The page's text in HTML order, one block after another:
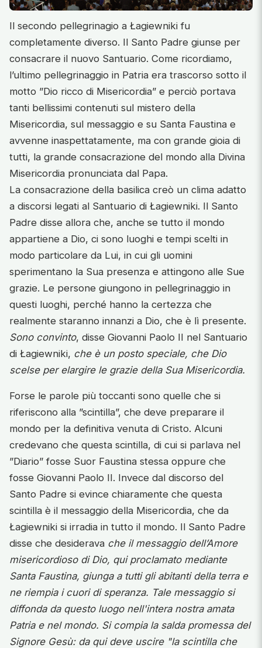
Il secondo pellegrinagio a Łagiewniki fu
completamente diverso. Il Santo Padre giunse per
consacrare il nuovo Santuario. Come ricordiamo,
l’ultimo pellegrinaggio in Patria era trascorso sotto il
motto ”Dio ricco di Misericordia” e perciò portava
tanti bellissimi contenuti sul mistero della
Misericordia, sul messaggio e su Santa Faustina e
avvenne inaspettatamente, ma con grande gioia di
tutti, la grande consacrazione del mondo alla Divina
Misericordia pronunciata dal Papa.
La consacrazione della basilica creò un clima adatto
a discorsi legati al Santuario di Łagiewniki. Il Santo
Padre disse allora che, anche se tutto il mondo
appartiene a Dio, ci sono luoghi e tempi scelti in
modo particolare da Lui, in cui gli uomini
sperimentano la Sua presenza e attingono alle Sue
grazie. Le persone giungono in pellegrinaggio in
questi luoghi, perché hanno la certezza che
realmente staranno innanzi a Dio, che è lì presente.
Sono convinto, disse Giovanni Paolo II nel Santuario
di Łagiewniki, che è un posto speciale, che Dio
scelse per elargire le grazie della Sua Misericordia.
Forse le parole più toccanti sono quelle che si
riferiscono alla ”scintilla”, che deve preparare il
mondo per la definitiva venuta di Cristo. Alcuni
credevano che questa scintilla, di cui si parlava nel
”Diario” fosse Suor Faustina stessa oppure che
fosse Giovanni Paolo II. Invece dal discorso del
Santo Padre si evince chiaramente che questa
scintilla è il messaggio della Misericordia, che da
Łagiewniki si irradia in tutto il mondo. Il Santo Padre
disse che desiderava che il messaggio dell’Amore
misericordioso di Dio, qui proclamato mediante
Santa Faustina, giunga a tutti gli abitanti della terra e
ne riempia i cuori di speranza. Tale messaggio si
diffonda da questo luogo nell'intera nostra amata
Patria e nel mondo. Si compia la salda promessa del
Signore Gesù: da qui deve uscire "la scintilla che